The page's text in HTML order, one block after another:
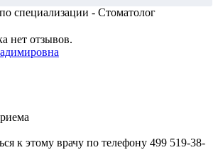
специализации - Стоматолог
нет отзывов.
к этому врачу по телефону 499 519-38-